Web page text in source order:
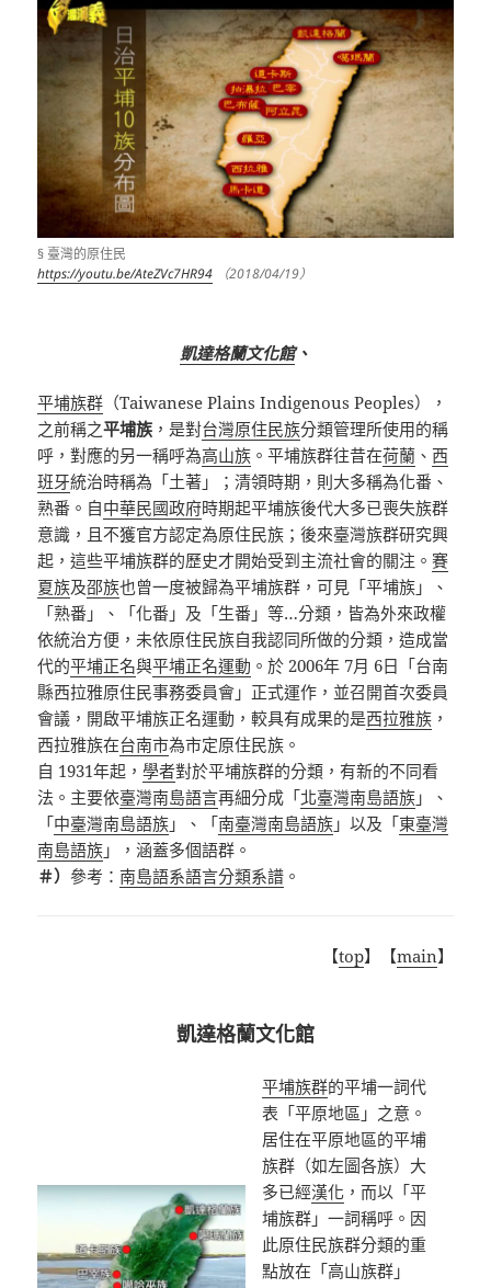
§ 臺灣的原住民
https://youtu.be/AteZVc7HR94 （2018/04/19）
凱達格蘭文化館、
平埔族群 （Taiwanese Plains Indigenous Peoples），
之前稱之平埔族 ，是對台灣原住民族分類管理所使用的稱
呼，對應的另一稱呼為高山族 。平埔族群往昔在荷蘭 、西
班牙統治時稱為「土著」；清領時期，則大多稱為化番、
熟番。自中華民國政府時期起平埔族後代大多已喪失族群
意識，且不獲官方認定為原住民族；後來臺灣族群研究興
起，這些平埔族群的歷史才開始受到主流社會的關注。賽
夏族及邵族也曾一度被歸為平埔族群，可見「平埔族」、
「熟番」、「化番」及「生番」等…分類，皆為外來政權
依統治方便，未依原住民族自我認同所做的分類，造成當
代的平埔正名與平埔正名運動 。於 2006年 7月 6日「台南
縣西拉雅原住民事務委員會」正式運作，並召開首次委員
會議，開啟平埔族正名運動，較具有成果的是西拉雅族 ，
西拉雅族在台南市為市定原住民族。
自 1931年起，學者對於平埔族群的分類，有新的不同看
法。主要依臺灣南島語言再細分成「北臺灣南島語族 」、
「中臺灣南島語族 」、「南臺灣南島語族 」以及「東臺灣
南島語族 」，涵蓋多個語群。
＃） 參考： 南島語系語言分類系譜 。
【top】【main】
凱達格蘭文化館
平埔族群的平埔一詞代
表「平原地區」之意。
居住在平原地區的平埔
族群（如左圖各族）大
多已經漢化 ，而以「平
埔族群」一詞稱呼。因
此原住民族群分類的重
點放在「高山族群」